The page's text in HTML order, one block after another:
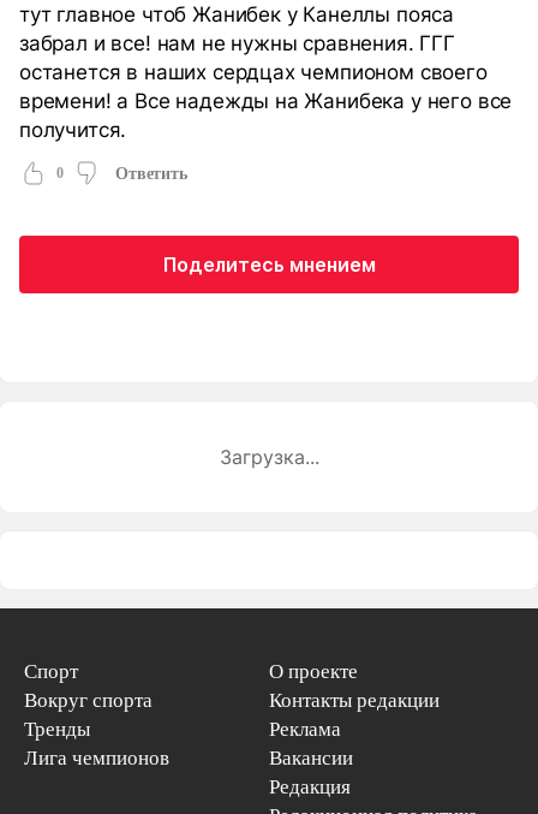
тут главное чтоб Жанибек у Канеллы пояса
забрал и все! нам не нужны сравнения. ГГГ
останется в наших сердцах чемпионом своего
времени! а Все надежды на Жанибека у него все
получится.
0 Ответить
Поделитесь мнением
Загрузка...
Спорт
Вокруг спорта
Тренды
Лига чемпионов
О проекте
Контакты редакции
Реклама
Вакансии
Редакция